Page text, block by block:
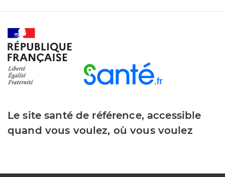
Le site santé de référence, accessible
quand vous voulez, où vous voulez